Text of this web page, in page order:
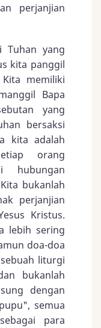
perjanjian
Tuhan yang
kita panggil
memiliki
Bapa
yang
bersaksi
kita adalah
orang
hubungan
bukanlah
perjanjian
Kristus.
lebih sering
doa-doa
liturgi
bukanlah
dengan
semua
para